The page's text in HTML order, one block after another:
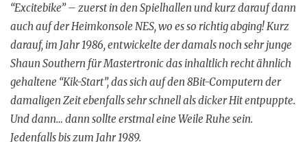
“Excitebike” – zuerst in den Spielhallen und kurz darauf dann
auch auf der Heimkonsole NES, wo es so richtig abging! Kurz
darauf, im Jahr 1986, entwickelte der damals noch sehr junge
Shaun Southern für Mastertronic das inhaltlich recht ähnlich
gehaltene “Kik-Start”, das sich auf den 8Bit-Computern der
damaligen Zeit ebenfalls sehr schnell als dicker Hit entpuppte.
Und dann… dann sollte erstmal eine Weile Ruhe sein.
Jedenfalls bis zum Jahr 1989.